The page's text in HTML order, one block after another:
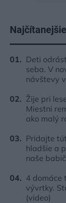
Najčítanejšie
Deti
seba. V
návštevy
Žije pri
Miestni
ako malý
Pridajte
hladšie a
naše
4 domáce
vývrtky.
(video)